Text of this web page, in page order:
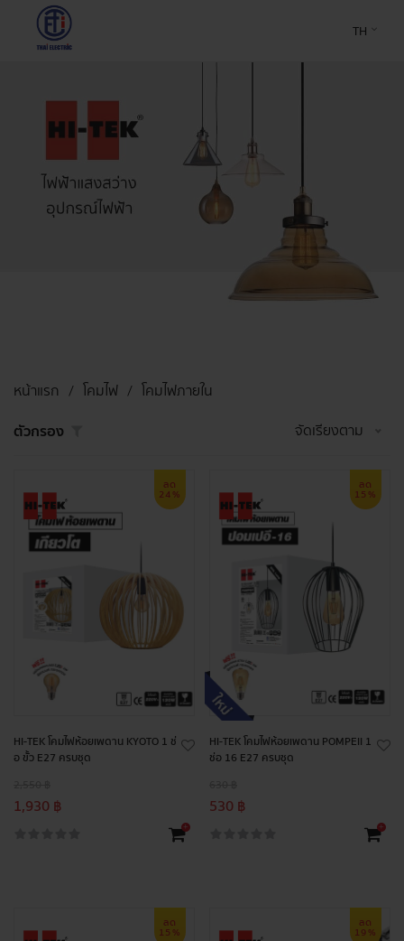
TH
หน้าแรก โคมไฟ
โคมไฟภายใน
ตัวกรอง
จัดเรียงตาม
ลด
24%
HI-TEK โคมไฟห้อยเพดาน KYOTO 1 ช่
อ ขั้ว E27 ครบชุด
1,930 ฿
+
ลด
15%
HI-TEK โคมไฟห้อยเพดาน POMPEII 1
ช่อ 16 E27 ครบชุด
530 ฿
+
ลด
15%
ลด
19%